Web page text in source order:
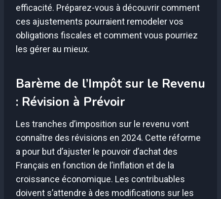
efficacité. Préparez-vous à découvrir comment
ces ajustements pourraient remodeler vos
obligations fiscales et comment vous pourriez
les gérer au mieux.
Barème de l’Impôt sur le Revenu
: Révision à Prévoir
Les tranches d’imposition sur le revenu vont
connaître des révisions en 2024. Cette réforme
a pour but d’ajuster le pouvoir d’achat des
Français en fonction de l’inflation et de la
croissance économique. Les contribuables
doivent s’attendre à des modifications sur les